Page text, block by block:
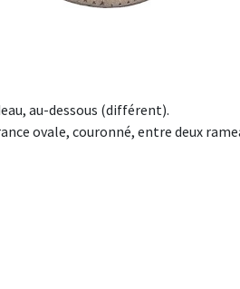
au-dessous (différent).
ovale, couronné, entre deux